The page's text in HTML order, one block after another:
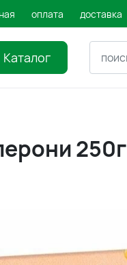
оплата доставка
Каталог
250г